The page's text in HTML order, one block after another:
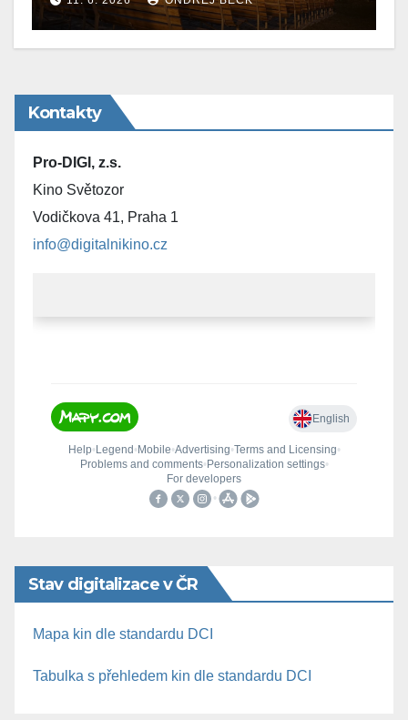
Kontakty
Pro-DIGI, z.s.
Kino Světozor
Vodičkova 41, Praha 1
info@digitalnikino.cz
Stav digitalizace v ČR
Mapa kin dle standardu DCI
Tabulka s přehledem kin dle standardu DCI